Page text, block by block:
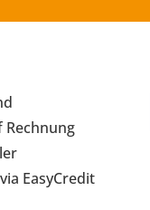
Rechnung
EasyCredit